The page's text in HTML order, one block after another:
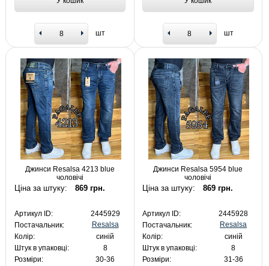
шт шт
Джинси Resalsa 4213 blue
чоловічі
Ціна за штуку: 869 грн.
Артикул ID:
2445929
Постачальник:
Resalsa
Колір:
синій
Штук в упаковці:
8
Розміри:
30-36
Джинси Resalsa 5954 blue
чоловічі
Ціна за штуку: 869 грн.
Артикул ID:
2445928
Постачальник:
Resalsa
Колір:
синій
Штук в упаковці:
8
Розміри:
31-36